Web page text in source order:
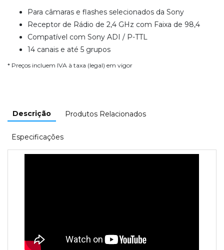
Para câmaras e flashes selecionados da Sony
Receptor de Rádio de 2,4 GHz com Faixa de 98,4
Compatível com Sony ADI / P-TTL
14 canais e até 5 grupos
* Preços incluem IVA à taxa (legal) em vigor
Descrição Produtos Relacionados
Especificações